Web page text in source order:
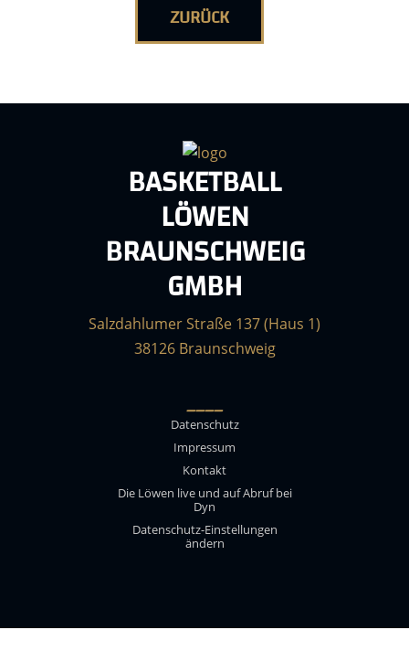
ZURÜCK
BASKETBALL
LÖWEN
BRAUNSCHWEIG
GMBH
Salzdahlumer Straße 137 (Haus 1)
38126 Braunschweig
____
Datenschutz
Impressum
Kontakt
Die Löwen live und auf Abruf bei
Dyn
Datenschutz-Einstellungen
ändern